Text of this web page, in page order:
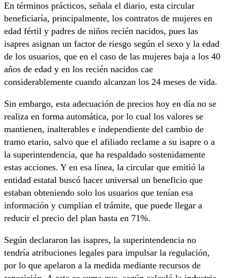
En términos prácticos, señala el diario, esta circular
beneficiaría, principalmente, los contratos de mujeres en
edad fértil y padres de niños recién nacidos, pues las
isapres asignan un factor de riesgo según el sexo y la edad
de los usuarios, que en el caso de las mujeres baja a los 40
años de edad y en los recién nacidos cae
considerablemente cuando alcanzan los 24 meses de vida.
Sin embargo, esta adecuación de precios hoy en día no se
realiza en forma automática, por lo cual los valores se
mantienen, inalterables e independiente del cambio de
tramo etario, salvo que el afiliado reclame a su isapre o a
la superintendencia, que ha respaldado sostenidamente
estas acciones. Y en esa línea, la circular que emitió la
entidad estatal buscó hacer universal un beneficio que
estaban obteniendo solo los usuarios que tenían esa
información y cumplían el trámite, que puede llegar a
reducir el precio del plan hasta en 71%.
Según declararon las isapres, la superintendencia no
tendría atribuciones legales para impulsar la regulación,
por lo que apelaron a la medida mediante recursos de